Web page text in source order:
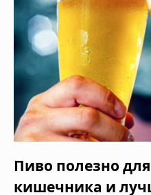
Пиво полезно
кишечника и